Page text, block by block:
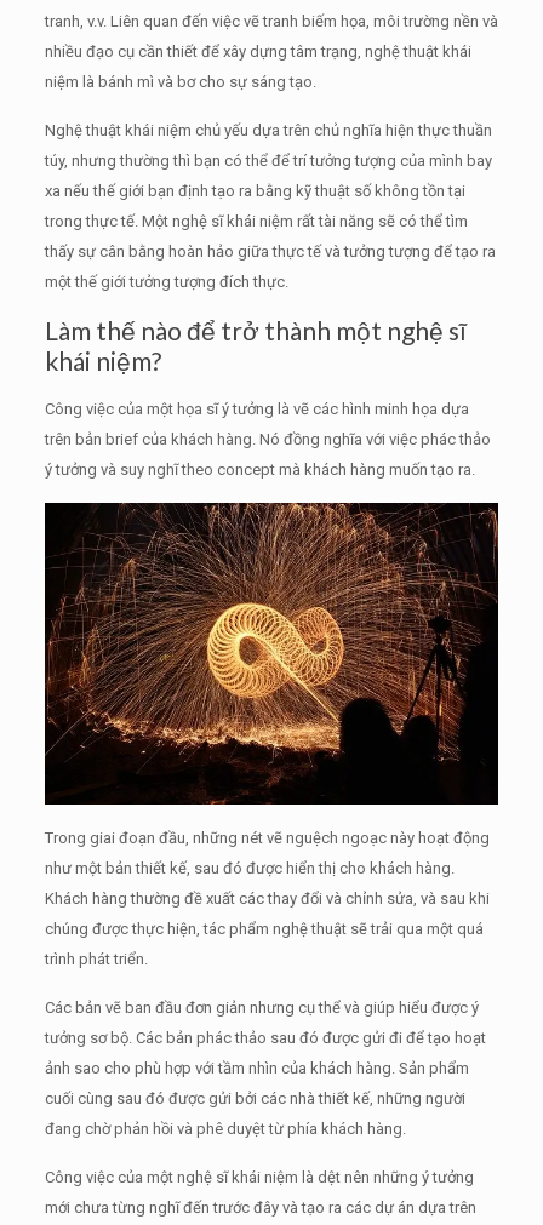
tranh, v.v. Liên quan đến việc vẽ tranh biếm họa, môi trường nền và
nhiều đạo cụ cần thiết để xây dựng tâm trạng, nghệ thuật khái
niệm là bánh mì và bơ cho sự sáng tạo.
Nghệ thuật khái niệm chủ yếu dựa trên chủ nghĩa hiện thực thuần
túy, nhưng thường thì bạn có thể để trí tưởng tượng của mình bay
xa nếu thế giới bạn định tạo ra bằng kỹ thuật số không tồn tại
trong thực tế. Một nghệ sĩ khái niệm rất tài năng sẽ có thể tìm
thấy sự cân bằng hoàn hảo giữa thực tế và tưởng tượng để tạo ra
một thế giới tưởng tượng đích thực.
Làm thế nào để trở thành một nghệ sĩ
khái niệm?
Công việc của một họa sĩ ý tưởng là vẽ các hình minh họa dựa
trên bản brief của khách hàng. Nó đồng nghĩa với việc phác thảo
ý tưởng và suy nghĩ theo concept mà khách hàng muốn tạo ra.
Trong giai đoạn đầu, những nét vẽ nguệch ngoạc này hoạt động
như một bản thiết kế, sau đó được hiển thị cho khách hàng.
Khách hàng thường đề xuất các thay đổi và chỉnh sửa, và sau khi
chúng được thực hiện, tác phẩm nghệ thuật sẽ trải qua một quá
trình phát triển.
Các bản vẽ ban đầu đơn giản nhưng cụ thể và giúp hiểu được ý
tưởng sơ bộ. Các bản phác thảo sau đó được gửi đi để tạo hoạt
ảnh sao cho phù hợp với tầm nhìn của khách hàng. Sản phẩm
cuối cùng sau đó được gửi bởi các nhà thiết kế, những người
đang chờ phản hồi và phê duyệt từ phía khách hàng.
Công việc của một nghệ sĩ khái niệm là dệt nên những ý tưởng
mới chưa từng nghĩ đến trước đây và tạo ra các dự án dựa trên